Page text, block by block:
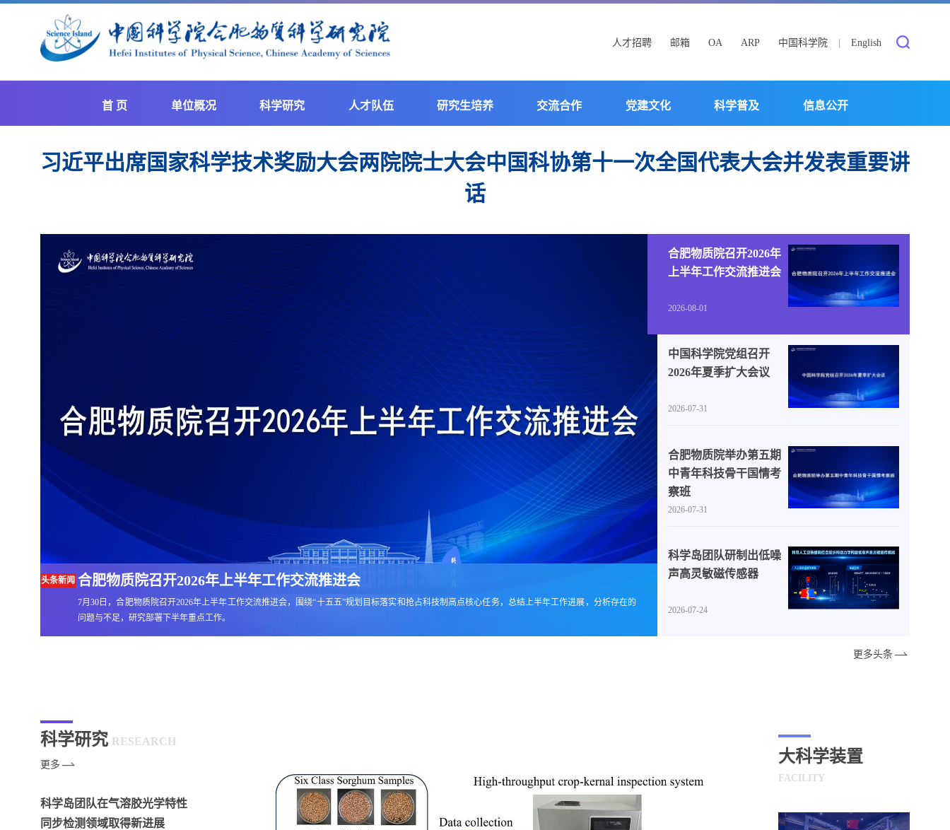
人才招聘 邮箱 OA ARP 中国科学院 English
首 页 单位概况 科学研究 人才队伍 研究生培养 交流合作 党建文化 科学普及 信息公开
习近平出席国家科学技术奖励大会两院院士大会中国科协第十一次全国代表大会并发表重要讲
话
头条新闻 合肥物质院召开2026年上半年工作交流推进会
7月30日，合肥物质院召开2026年上半年工作交流推进会，围绕“十五五”规划目标落实和抢占科技制高点核心任务，总结上半年工作进展，分析存在的
问题与不足，研究部署下半年重点工作。
头条新闻 中国科学院党组召开2026年夏季扩大会议
7月27日至30日，中共中国科学院党组2026年夏季扩大会议在京
合肥物质院召开2026年
上半年工作交流推进会
2026-08-01
中国科学院党组召开
2026年夏季扩大会议
2026-07-31
合肥物质院举办第五期
中青年科技骨干国情考
察班
2026-07-31
科学岛团队研制出低噪
声高灵敏磁传感器
2026-07-24
更多头条
科学研究 RESEARCH
更多
科学岛团队在气溶胶光学特性
同步检测领域取得新进展
大科学装置
FACILITY